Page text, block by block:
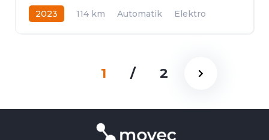
2023 114 km Automatik
Elektro
1 / 2